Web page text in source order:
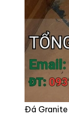
Đá Granite